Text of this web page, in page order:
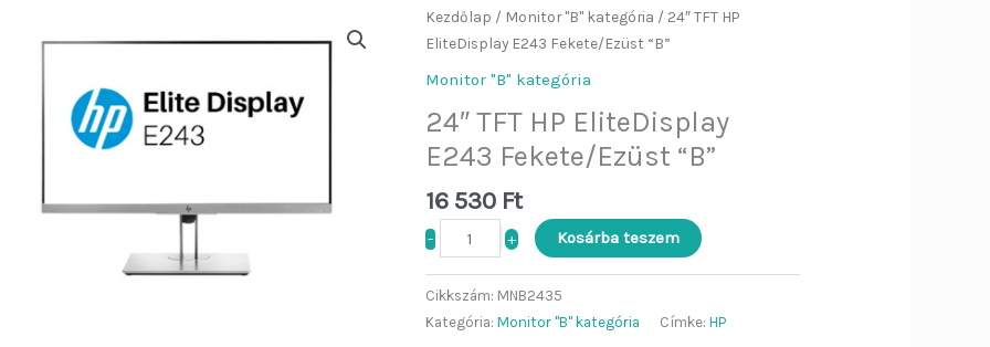
Kezdőlap / Monitor "B" kategória / 24″ TFT HP
EliteDisplay E243 Fekete/Ezüst “B”
Monitor "B" kategória
24″ TFT HP EliteDisplay
E243 Fekete/Ezüst “B”
16 530 Ft
-
TFT
HP
EliteDisplay
E243
Fekete/Ezüst
"B"
mennyiség
+ Kosárba teszem
Cikkszám: MNB2435
Kategória:Monitor "B" kategória Címke:HP